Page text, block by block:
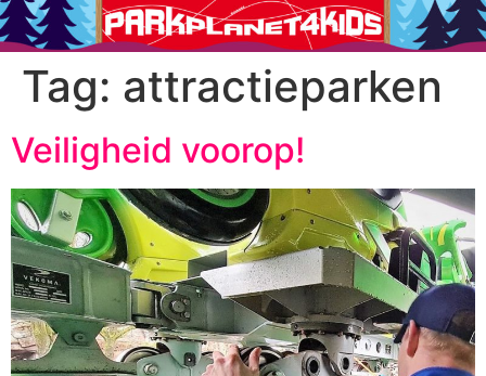
Tag: attractieparken
Veiligheid voorop!